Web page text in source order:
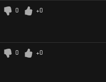
+0
0
+0
0